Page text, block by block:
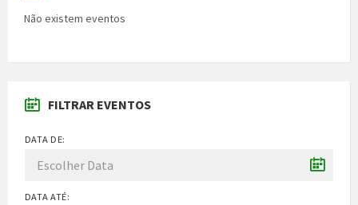
Não existem eventos
FILTRAR EVENTOS
DATA DE:
DATA ATÉ: